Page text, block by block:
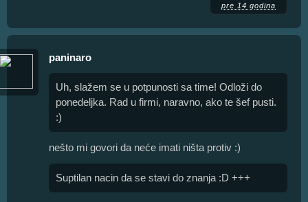
pre 14 godina
paninaro
Uh, slažem se u potpunosti sa time! Odloži do
ponedeljka. Rad u firmi, naravno, ako te šef pusti.
:)
nešto mi govori da neće imati ništa protiv :)
Suptilan nacin da se stavi do znanja :D +++